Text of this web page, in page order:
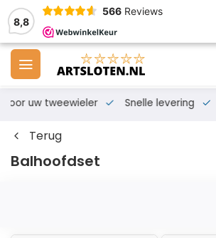
8,8
566 Reviews
voor uw tweewieler Snelle levering
Terug
Balhoofdset